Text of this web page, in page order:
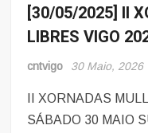
Eventos
[30/05/2025] II
LIBRES VIGO
cntvigo 30 Maio, 2026
II XORNADAS
SÁBADO 30 MAIO